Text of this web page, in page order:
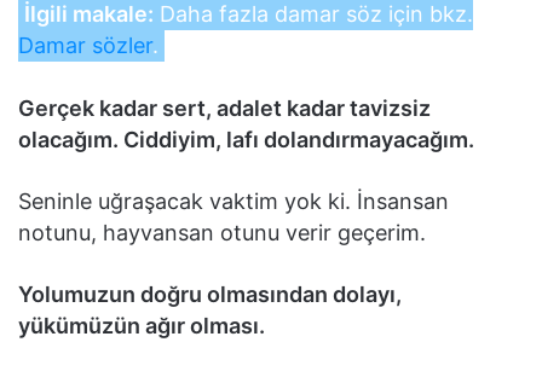
İlgili makale: Daha fazla damar söz için bkz.
Damar sözler.
Gerçek kadar sert, adalet kadar tavizsiz
olacağım. Ciddiyim, lafı dolandırmayacağım.
Seninle uğraşacak vaktim yok ki. İnsansan
notunu, hayvansan otunu verir geçerim.
Yolumuzun doğru olmasından dolayı,
yükümüzün ağır olması.